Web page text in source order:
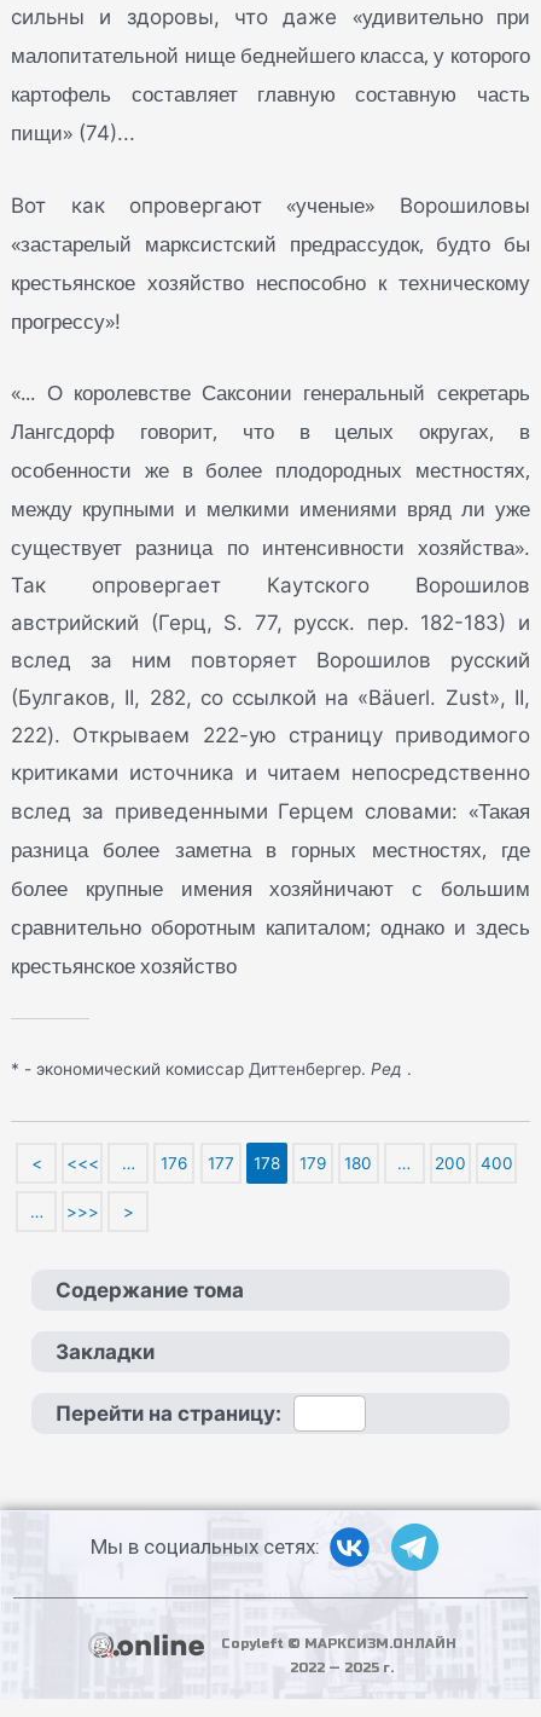
сильны и здоровы, что даже «удивительно при
малопитательной нище беднейшего класса, у которого
картофель составляет главную составную часть
пищи» (74)...
Вот как опровергают«ученые» Ворошиловы
«застарелый марксистский предрассудок, будто бы
крестьянское хозяйство неспособно к техническому
прогрессу»!
«... О королевстве Саксонии генеральный секретарь
Лангсдорф говорит, что в целых округах, в
особенности же в более плодородных местностях,
между крупными и мелкими имениями вряд ли уже
существует разница по интенсивности хозяйства».
Так опровергает Каутского Ворошилов
австрийский (Герц, S. 77, русск. пер. 182-183) и
вслед за ним повторяет Ворошилов русский
(Булгаков, II, 282, со ссылкой на «Bäuerl. Zust», II,
222). Открываем 222-ую страницу приводимого
критиками источника и читаем непосредственно
вслед за приведенными Герцем словами: «Такая
разница более заметна в горных местностях, где
более крупные имения хозяйничают с большим
сравнительно оборотным капиталом; однако и здесь
крестьянское хозяйство
* - экономический комиссар Диттенбергер.Ред .
< <<< … 176 177 178 179 180 … 200 400
… >>> >
Содержание тома
Закладки
Перейти на страницу:
Мы в социальных сетях:
Copyleft © МАРКСИЗМ.ОНЛАЙН
2022 — 2025 г.